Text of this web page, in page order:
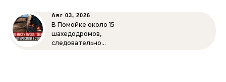
Авг 03, 2026
В Помойке около 15
шахедодромов,
следовательно…